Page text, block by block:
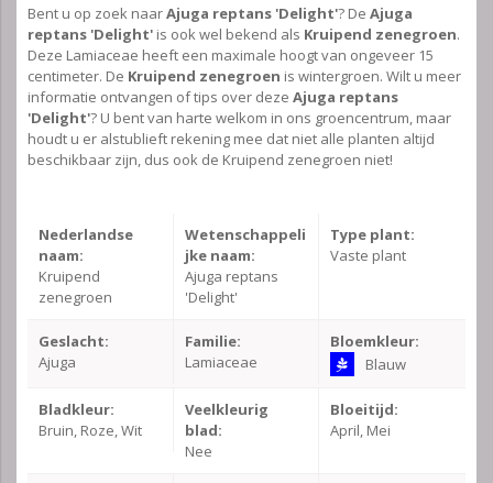
Bent u op zoek naarAjuga reptans 'Delight'? De Ajuga
reptans 'Delight' is ook wel bekend als Kruipend zenegroen.
Deze Lamiaceae heeft een maximale hoogt van ongeveer 15
centimeter. De Kruipend zenegroen is wintergroen. Wilt u meer
informatie ontvangen of tips over deze Ajuga reptans
'Delight'? U bent van harte welkom in ons groencentrum, maar
houdt u er alstublieft rekening mee dat niet alle planten altijd
beschikbaar zijn, dus ook de Kruipend zenegroen niet!
Nederlandse
naam:
Kruipend
zenegroen
Wetenschappeli
jke naam:
Ajuga reptans
'Delight'
Type plant:
Vaste plant
Geslacht:
Ajuga
Familie:
Lamiaceae
Bloemkleur:
Blauw
Bladkleur:
Bruin, Roze, Wit
Veelkleurig
blad:
Nee
Bloeitijd:
April, Mei